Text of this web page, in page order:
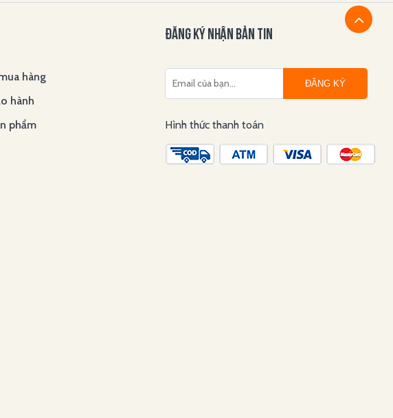
hàng
hành
phẩm
ĐĂNG KÝ NHẬN BẢN TIN
ĐĂNG KÝ
Hình thức thanh toán